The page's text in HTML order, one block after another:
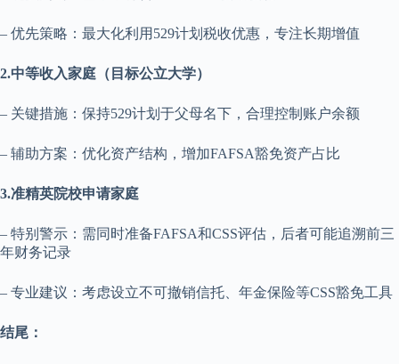
– 优先策略：最大化利用529计划税收优惠，专注长期增值
2.中等收入家庭（目标公立大学）
– 关键措施：保持529计划于父母名下，合理控制账户余额
– 辅助方案：优化资产结构，增加FAFSA豁免资产占比
3.准精英院校申请家庭
– 特别警示：需同时准备FAFSA和CSS评估，后者可能追溯前三
年财务记录
– 专业建议：考虑设立不可撤销信托、年金保险等CSS豁免工具
结尾：